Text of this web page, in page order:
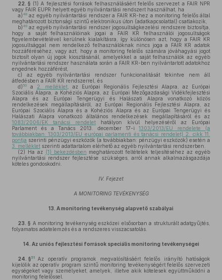
22. § (1) A fejlesztési források felhasználásáért felelős szervezet a FAIR NPR
vagy FAIR EUPR helyett egyéb nyilvántartási rendszert használhat, ha
a)48 az egyéb nyilvántartási rendszer a FAIR KR-hez a monitoring felelős által
meghatározott biztonsági szintű elektronikus úton (adatkapcsolattal) csatlakozik,
b)49 az egyéb nyilvántartási rendszer jogosultságkezelési rendszere biztosítja,
hogy a saját felhasználóinak jogai a FAIR KR felhasználói jogosultságok
figyelembevételével kerülnek kialakításra, így különösen azt, hogy a FAIR KR
jogosultsággal nem rendelkező felhasználóknak nincs joga a FAIR KR adatok
hozzáféréséhez, vagy azt, hogy a monitoring felelős számára jóváhagyási jogot
biztosít olyan új jogok kiosztásánál, amelyekkel a saját felhasználók az egyéb
nyilvántartási rendszer használata során a FAIR KR-ben nyilvántartott adatokhoz
engednek hozzáférést,
c) az egyéb nyilvántartási rendszer funkcionalitását tekintve nem áll
átfedésben a FAIR KR rendszerrel, és
d)50 a 2. melléklet , az Európai Regionális Fejlesztési Alapra, az Európai
Szociális Alapra, a Kohéziós Alapra, az Európai Mezőgazdasági Vidékfejlesztési
Alapra és az Európai Tengerügyi és Halászati Alapra vonatkozó közös
rendelkezések megállapításáról, az Európai Regionális Fejlesztési Alapra, az
Európai Szociális Alapra és a Kohéziós Alapra és az Európai Tengerügyi és
Halászati Alapra vonatkozó általános rendelkezések megállapításáról és az
1083/2006/EK tanácsi rendelet hatályon kívül helyezéséről az Európai
Parlament és a Tanács 2013. december 17-i1303/2013/EU rendelete (a
továbbiakban: 1303/2013/EU európai parlamenti és tanácsi rendelet) 2. cikk 11.
pontja szerinti pénzügyi eszközök (a továbbiakban: pénzügyi eszközök) esetén a
3. melléklet szerinti adattartalom elérhető az egyéb nyilvántartási rendszerben.
(2) Ha az (1) bekezdésben meghatározott feltételek teljesítéséhez az egyéb
nyilvántartási rendszer fejlesztése szükséges, arról annak alkalmazásgazdája
köteles gondoskodni.
IV. Fejezet
A MONITORING TEVÉKENYSÉG
13. A monitoring tevékenység alapvető szabályai
23. § A monitoring tevékenység eszközei elsősorban a strukturált adatgyűjtés,
folyamatos adatelemzés és a rendszeres visszacsatolás.
14. Az uniós fejlesztési források speciális monitoring tevékenységei
24. §51
Az operatív programok megvalósításáért felelős irányító hatóságok
kijelölik az operatív program szintű monitoring tevékenységért felelős szervezeti
egységeket vagy személyeket, amelyek, illetve akik kötelesek együttműködni a
monitoring felelőssel.